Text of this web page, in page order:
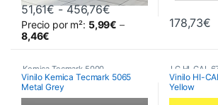
51,61€ - 456,76€Rango de precios:
Precio por m²: 5,99€ –
8,46€
Este producto tiene múltiples variantes.
178,73€
Kemica Tecmark 5000
Poliméricos
Vinilo Kemica Tecmark 5065
Metal Grey
LG HI-CAL
Poliméricos
Vinilo HI-
Yellow